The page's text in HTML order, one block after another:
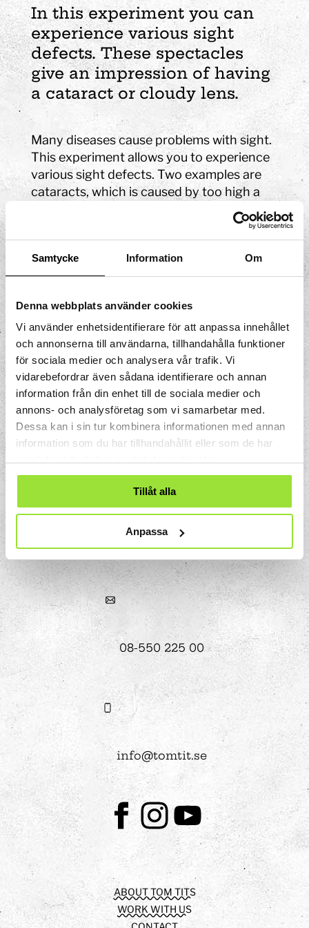
Samtycke Information Om
Denna webbplats använder cookies
Vi använder enhetsidentifierare för att anpassa innehållet
och annonserna till användarna, tillhandahålla funktioner
för sociala medier och analysera vår trafik. Vi
vidarebefordrar även sådana identifierare och annan
information från din enhet till de sociala medier och
annons- och analysföretag som vi samarbetar med.
Dessa kan i sin tur kombinera informationen med annan
information som du har tillhandahållit eller som de har
Tillåt alla
Anpassa
In this experiment you can
experience various sight
defects. These spectacles
give an impression of having
a cataract or cloudy lens.
Many diseases cause problems with sight.
This experiment allows you to experience
various sight defects. Two examples are
cataracts, which is caused by too high a
pressure in the eye, and a cloudy lens,
which may arise with increasing age.
Treatment with eye drops can reduce the
pressure, and a cloudy lens can be
exchanged for an artificial one.
Storgatan 33
151 27 Södertälje
08-550 225 00
info@tomtit.se
FacebookInstagram
Youtube
ABOUT TOM TITS
WORK WITH US